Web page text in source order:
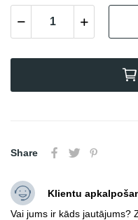
Share
Klientu
Vai jums ir kāds jautājums?